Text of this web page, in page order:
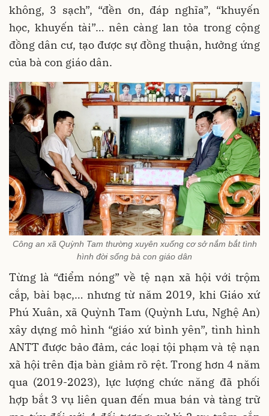
không, 3 sạch”, “đền ơn, đáp nghĩa”, “khuyến
học, khuyến tài”… nên càng lan tỏa trong cộng
đồng dân cư, tạo được sự đồng thuận, hưởng ứng
của bà con giáo dân.
Công an xã Quỳnh Tam thường xuyên xuống cơ sở nắm bắt tình
hình đời sống bà con giáo dân
Từng là “điểm nóng” về tệ nạn xã hội với trộm
cắp, bài bạc,… nhưng từ năm 2019, khi Giáo xứ
Phú Xuân, xã Quỳnh Tam (Quỳnh Lưu, Nghệ An)
xây dựng mô hình “giáo xứ bình yên”, tình hình
ANTT được bảo đảm, các loại tội phạm và tệ nạn
xã hội trên địa bàn giảm rõ rệt. Trong hơn 4 năm
qua (2019-2023), lực lượng chức năng đã phối
hợp bắt 3 vụ liên quan đến mua bán và tàng trữ